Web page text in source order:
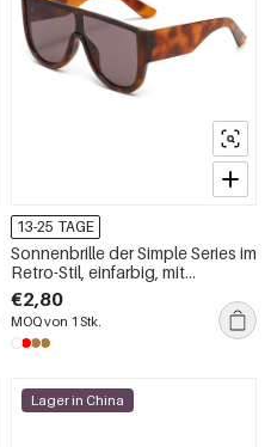
13-25 TAGE
Sonnenbrille der Simple Series im
Retro-Stil, einfarbig, mit
Leopardenmuster und
Farbverlauf
€2,80
MOQ von 1 Stk.
Lager in China